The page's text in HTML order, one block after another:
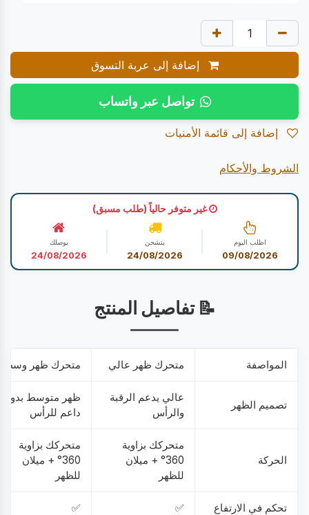
إضافة إلى عربة التسوق
تواصل عبر واتساب
الشروط والأحكام
غير متوفر حالياً (طلب مسبق)
اطلب اليوم
09/08/2026
يتشحن
24/08/2026
يوصلك
24/08/2026
📝 تفاصيل المنتج
المواصفة متحرك ظهر عالي متحرك ظهر وسط
تصميم الظهر
عالي يدعم الرقبة
والرأس
ظهر متوسط بدون
داعم للرأس
الحركة
متحركك بزاوية
360° + ميلان
للظهر
متحركك بزاوية
360° + ميلان
للظهر
تحكم في الارتفاع ✅
✅